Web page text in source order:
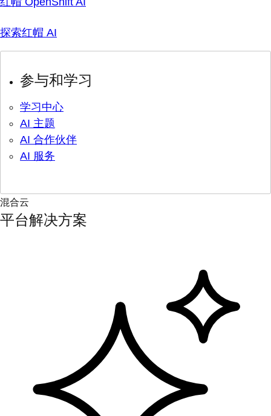
探索红帽 AI
参与和学习
学习中心
AI 主题
AI 合作伙伴
AI 服务
混合云
平台解决方案